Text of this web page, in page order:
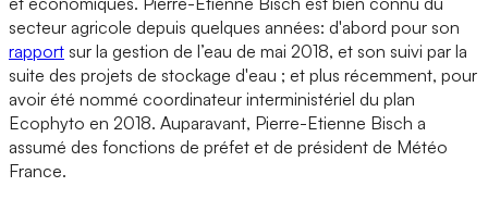
secteur agricole depuis quelques années: d'abord pour son
rapport sur la gestion de l’eau de mai 2018, et son suivi par la
suite des projets de stockage d'eau ; et plus récemment, pour
avoir été nommé coordinateur interministériel du plan
Ecophyto en 2018. Auparavant, Pierre-Etienne Bisch a
assumé des fonctions de préfet et de président de Météo
France.